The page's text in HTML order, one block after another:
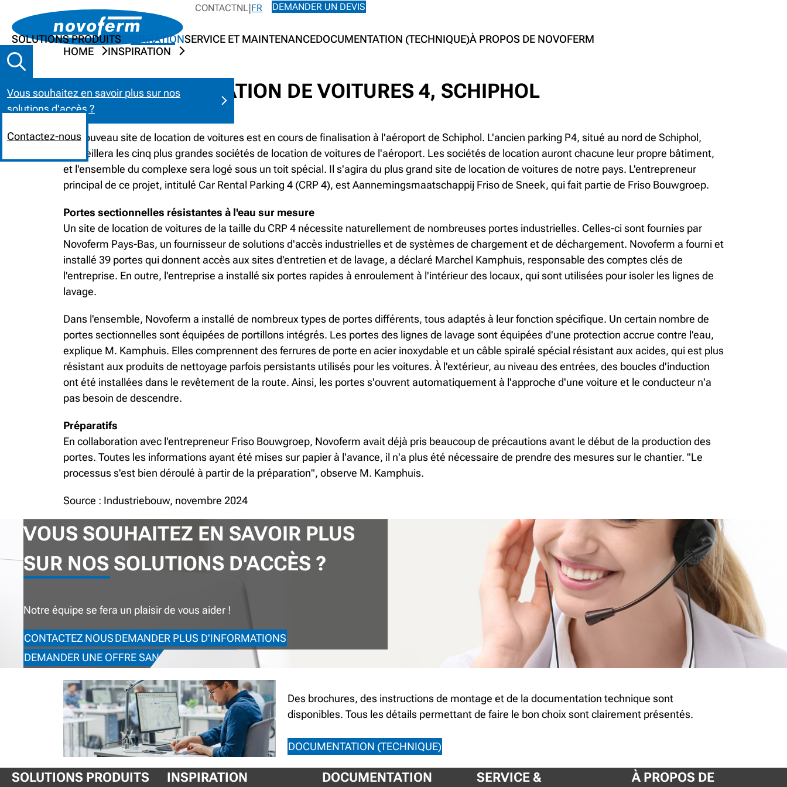
SOLUTIONS PRODUITS INSPIRATIONSERVICE ET MAINTENANCEDOCUMENTATION (TECHNIQUE)À PROPOS DE NOVOFERM
CONTACTNL FR DEMANDER UN DEVIS
Vous souhaitez en savoir plus sur nos
solutions d'accès ?
Contactez-nous
HOME INSPIRATION
PARKING DE LOCATION DE VOITURES 4, SCHIPHOL
Un nouveau site de location de voitures est en cours de finalisation à l'aéroport de Schiphol. L'ancien parking P4, situé au nord de Schiphol,
accueillera les cinq plus grandes sociétés de location de voitures de l'aéroport. Les sociétés de location auront chacune leur propre bâtiment,
et l'ensemble du complexe sera logé sous un toit spécial. Il s'agira du plus grand site de location de voitures de notre pays. L'entrepreneur
principal de ce projet, intitulé Car Rental Parking 4 (CRP 4), est Aannemingsmaatschappij Friso de Sneek, qui fait partie de Friso Bouwgroep.
Portes sectionnelles résistantes à l'eau sur mesure
Un site de location de voitures de la taille du CRP 4 nécessite naturellement de nombreuses portes industrielles. Celles-ci sont fournies par
Novoferm Pays-Bas, un fournisseur de solutions d'accès industrielles et de systèmes de chargement et de déchargement. Novoferm a fourni et
installé 39 portes qui donnent accès aux sites d'entretien et de lavage, a déclaré Marchel Kamphuis, responsable des comptes clés de
l'entreprise. En outre, l'entreprise a installé six portes rapides à enroulement à l'intérieur des locaux, qui sont utilisées pour isoler les lignes de
lavage.
Dans l'ensemble, Novoferm a installé de nombreux types de portes différents, tous adaptés à leur fonction spécifique. Un certain nombre de
portes sectionnelles sont équipées de portillons intégrés. Les portes des lignes de lavage sont équipées d'une protection accrue contre l'eau,
explique M. Kamphuis. Elles comprennent des ferrures de porte en acier inoxydable et un câble spiralé spécial résistant aux acides, qui est plus
résistant aux produits de nettoyage parfois persistants utilisés pour les voitures. À l'extérieur, au niveau des entrées, des boucles d'induction
ont été installées dans le revêtement de la route. Ainsi, les portes s'ouvrent automatiquement à l'approche d'une voiture et le conducteur n'a
pas besoin de descendre.
Préparatifs
En collaboration avec l'entrepreneur Friso Bouwgroep, Novoferm avait déjà pris beaucoup de précautions avant le début de la production des
portes. Toutes les informations ayant été mises sur papier à l'avance, il n'a plus été nécessaire de prendre des mesures sur le chantier. "Le
processus s'est bien déroulé à partir de la préparation", observe M. Kamphuis.
Source : Industriebouw, novembre 2024
VOUS SOUHAITEZ EN SAVOIR PLUS
SUR NOS SOLUTIONS D'ACCÈS ?
Notre équipe se fera un plaisir de vous aider !
CONTACTEZ NOUSDEMANDER PLUS D'INFORMATIONS
DEMANDER UNE OFFRE SANS ENGAGEMENT
Des brochures, des instructions de montage et de la documentation technique sont
disponibles. Tous les détails permettant de faire le bon choix sont clairement présentés.
DOCUMENTATION (TECHNIQUE)
SOLUTIONS PRODUITS INSPIRATION DOCUMENTATION SERVICE & À PROPOS DE